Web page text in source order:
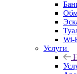
Wi-
Услуги